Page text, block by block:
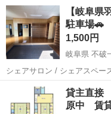
【岐阜県
駐車場🚗
1,500円
岐阜県 不破
シェアサロン / シェアスペー
羽島市 不破一色
キッチンカー
貸主直
原中 賃